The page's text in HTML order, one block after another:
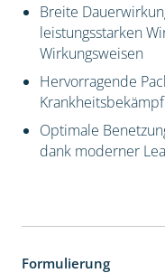
Breite
leistungsstarken
Wirkungsweisen
Hervorragende
Optimale
dank moderner
Formulierung